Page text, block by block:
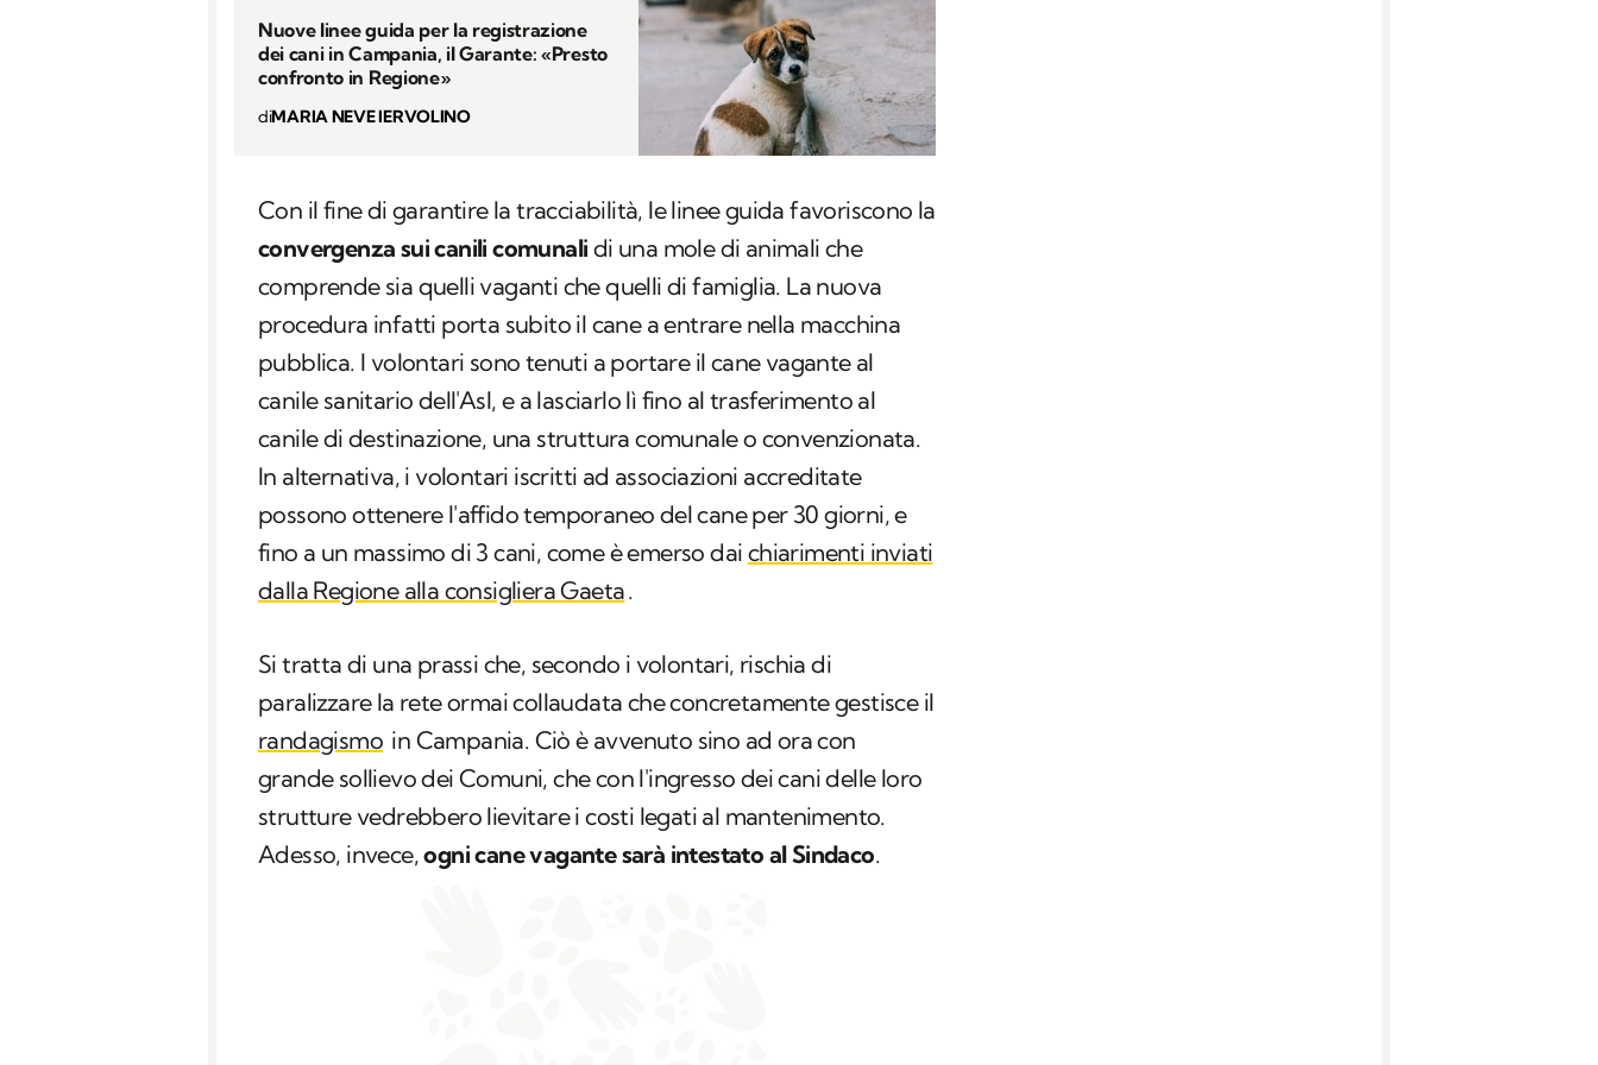
Nuove linee guida per la registrazione
dei cani in Campania, il Garante: «Presto
confronto in Regione»
diMARIA NEVE IERVOLINO
Con il fine di garantire la tracciabilità, le linee guida favoriscono la
convergenza sui canili comunali di una mole di animali che
comprende sia quelli vaganti che quelli di famiglia. La nuova
procedura infatti porta subito il cane a entrare nella macchina
pubblica. I volontari sono tenuti a portare il cane vagante al
canile sanitario dell'Asl, e a lasciarlo lì fino al trasferimento al
canile di destinazione, una struttura comunale o convenzionata.
In alternativa, i volontari iscritti ad associazioni accreditate
possono ottenere l'affido temporaneo del cane per 30 giorni, e
fino a un massimo di 3 cani, come è emerso dai chiarimenti inviati
dalla Regione alla consigliera Gaeta.
Si tratta di una prassi che, secondo i volontari, rischia di
paralizzare la rete ormai collaudata che concretamente gestisce il
randagismo in Campania. Ciò è avvenuto sino ad ora con
grande sollievo dei Comuni, che con l'ingresso dei cani delle loro
strutture vedrebbero lievitare i costi legati al mantenimento.
Adesso, invece,ogni cane vagante sarà intestato al Sindaco.